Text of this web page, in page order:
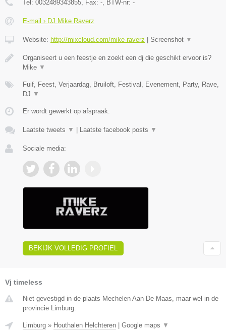
Tel: 0032489343855 , Fax: - , BTW-nr: -
E-mail › DJ Mike Raverz
Website: http://mixcloud.com/mike-raverz Screenshot ▼
Organiseert u een feestje en zoekt een dj die geschikt ervoor is?
Mike ▼
Fuif, Feest, Verjaardag, Bruiloft, Festival, Evenement, Party, Rave,
DJ ▼
Er wordt gewerkt op afspraak.
Laatste tweets ▼ Laatste facebook posts ▼
Sociale media:
BEKIJK VOLLEDIG PROFIEL
Vj timeless
Niet gevestigd in de plaats Mechelen Aan De Maas, maar wel in de
provincie Limburg.
Limburg » Houthalen Helchteren Google maps ▼